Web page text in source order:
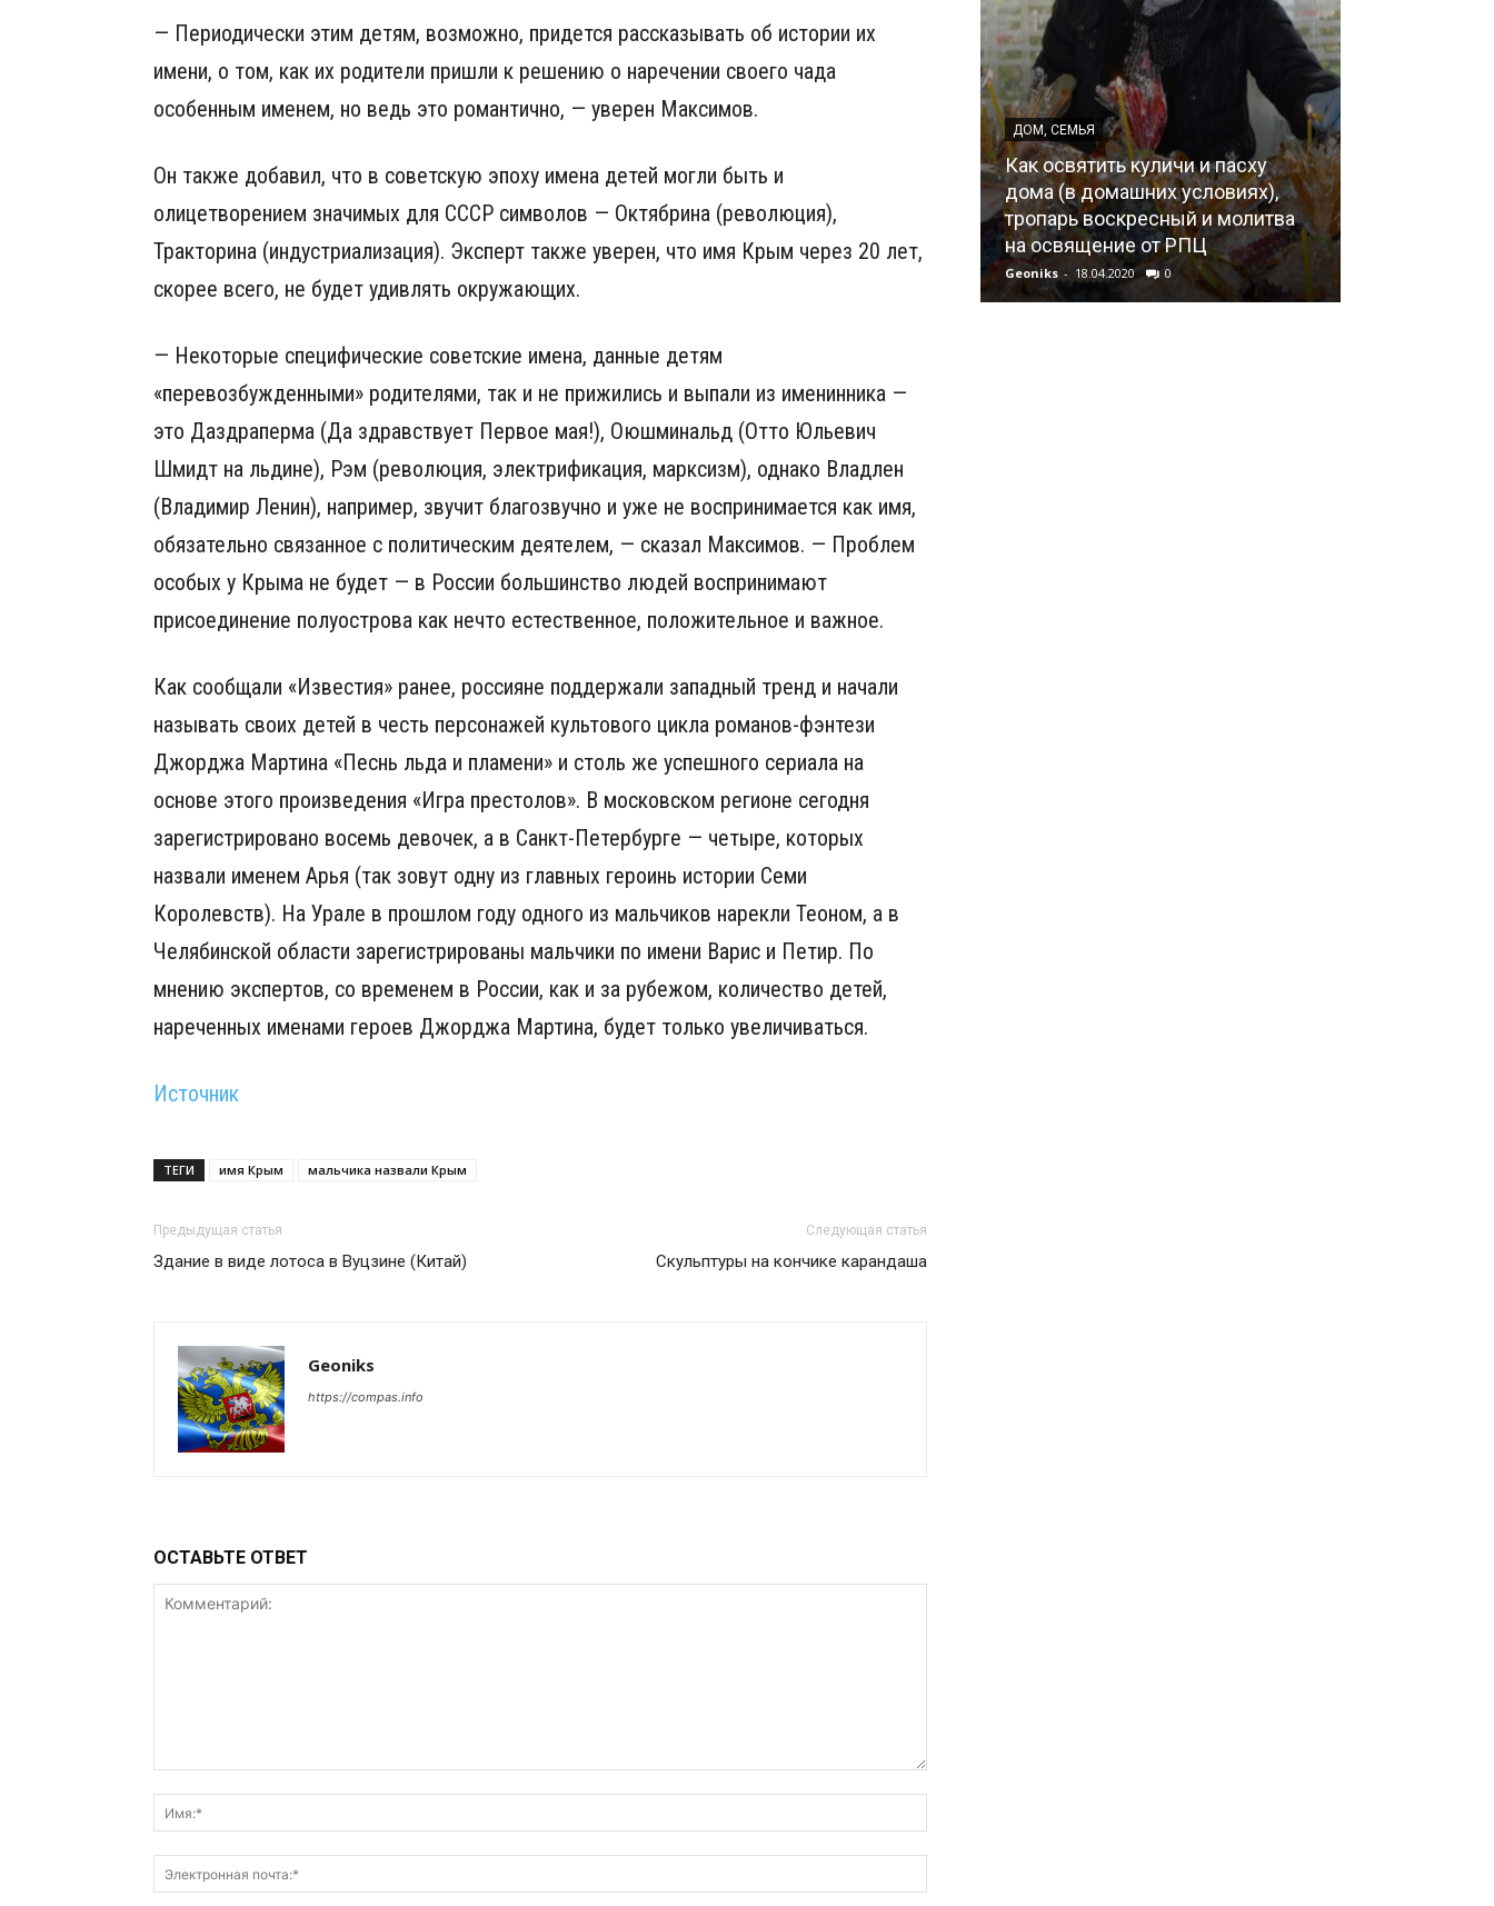
— Периодически этим детям, возможно, придется рассказывать об истории их
имени, о том, как их родители пришли к решению о наречении своего чада
особенным именем, но ведь это романтично, — уверен Максимов.
Он также добавил, что в советскую эпоху имена детей могли быть и
олицетворением значимых для СССР символов — Октябрина (революция),
Тракторина (индустриализация). Эксперт также уверен, что имя Крым через 20 лет,
скорее всего, не будет удивлять окружающих.
— Некоторые специфические советские имена, данные детям
«перевозбужденными» родителями, так и не прижились и выпали из именинника —
это Даздраперма (Да здравствует Первое мая!), Оюшминальд (Отто Юльевич
Шмидт на льдине), Рэм (революция, электрификация, марксизм), однако Владлен
(Владимир Ленин), например, звучит благозвучно и уже не воспринимается как имя,
обязательно связанное с политическим деятелем, — сказал Максимов. — Проблем
особых у Крыма не будет — в России большинство людей воспринимают
присоединение полуострова как нечто естественное, положительное и важное.
Как сообщали «Известия» ранее, россияне поддержали западный тренд и начали
называть своих детей в честь персонажей культового цикла романов-фэнтези
Джорджа Мартина «Песнь льда и пламени» и столь же успешного сериала на
основе этого произведения «Игра престолов». В московском регионе сегодня
зарегистрировано восемь девочек, а в Санкт-Петербурге — четыре, которых
назвали именем Арья (так зовут одну из главных героинь истории Семи
Королевств). На Урале в прошлом году одного из мальчиков нарекли Теоном, а в
Челябинской области зарегистрированы мальчики по имени Варис и Петир. По
мнению экспертов, со временем в России, как и за рубежом, количество детей,
нареченных именами героев Джорджа Мартина, будет только увеличиваться.
Источник
ТЕГИ имя Крым мальчика назвали Крым
Предыдущая статья
Здание в виде лотоса в Вуцзине (Китай)
Следующая статья
Скульптуры на кончике карандаша
Geoniks
https://compas.info
ОСТАВЬТЕ ОТВЕТ
ДОМ, СЕМЬЯ
Как освятить куличи и пасху
дома (в домашних условиях),
тропарь воскресный и молитва
на освящение от РПЦ
Geoniks - 18.04.2020 0